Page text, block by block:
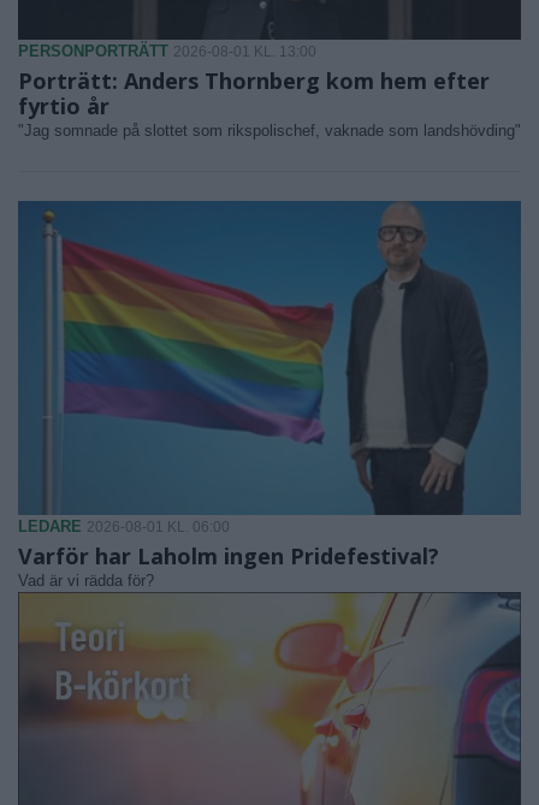
PERSONPORTRÄTT 2026-08-01 KL. 13:00
Porträtt: Anders Thornberg kom hem efter
fyrtio år
"Jag somnade på slottet som rikspolischef, vaknade som landshövding"
LEDARE 2026-08-01 KL. 06:00
Varför har Laholm ingen Pridefestival?
Vad är vi rädda för?